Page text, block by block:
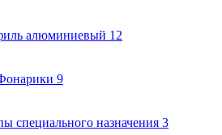
алюминиевый 12
9
специального назначения 3